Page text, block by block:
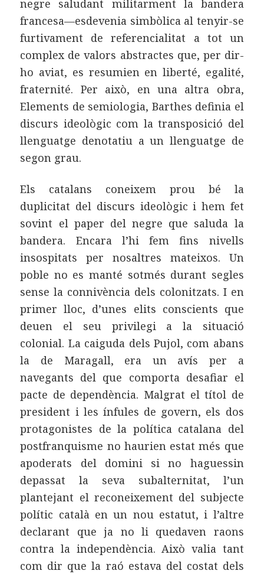
negre saludant militarment la bandera
francesa—esdevenia simbòlica al tenyir-se
furtivament de referencialitat a tot un
complex de valors abstractes que, per dir-
ho aviat, es resumien en liberté, egalité,
fraternité. Per això, en una altra obra,
Elements de semiologia, Barthes definia el
discurs ideològic com la transposició del
llenguatge denotatiu a un llenguatge de
segon grau.
Els catalans coneixem prou bé la
duplicitat del discurs ideològic i hem fet
sovint el paper del negre que saluda la
bandera. Encara l’hi fem fins nivells
insospitats per nosaltres mateixos. Un
poble no es manté sotmés durant segles
sense la connivència dels colonitzats. I en
primer lloc, d’unes elits conscients que
deuen el seu privilegi a la situació
colonial. La caiguda dels Pujol, com abans
la de Maragall, era un avís per a
navegants del que comporta desafiar el
pacte de dependència. Malgrat el títol de
president i les ínfules de govern, els dos
protagonistes de la política catalana del
postfranquisme no haurien estat més que
apoderats del domini si no haguessin
depassat la seva subalternitat, l’un
plantejant el reconeixement del subjecte
polític català en un nou estatut, i l’altre
declarant que ja no li quedaven raons
contra la independència. Això valia tant
com dir que la raó estava del costat dels